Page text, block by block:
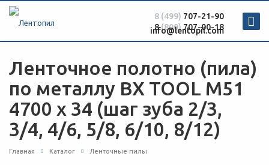
8(800)707-00-18
8 (499) 707-21-90
info@lentopil.com
Ленточное полотно (пила)
по металлу BX TOOL М51
4700 х 34 (шаг зуба 2/3,
3/4, 4/6, 5/8, 6/10, 8/12)
Главная Каталог Ленточные пилы